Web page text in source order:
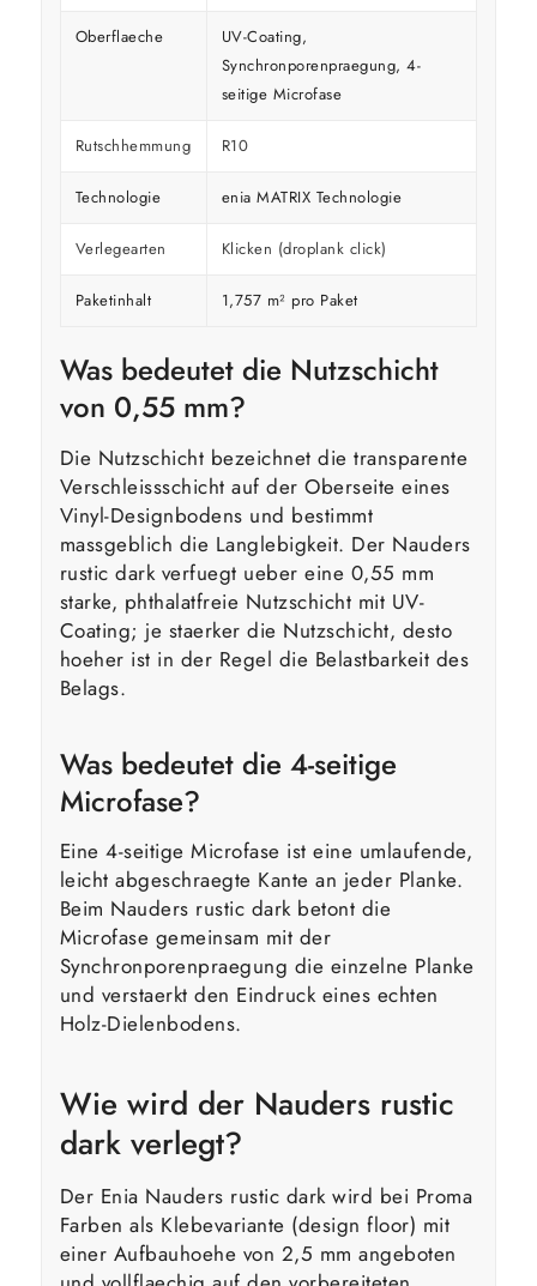
Oberflaeche
UV-Coating,
Synchronporenpraegung, 4-
seitige Microfase
Rutschhemmung R10
Technologie enia MATRIX Technologie
Verlegearten Klicken (droplank click)
Paketinhalt 1,757 m² pro Paket
Was bedeutet die Nutzschicht
von 0,55 mm?
Die Nutzschicht bezeichnet die transparente
Verschleissschicht auf der Oberseite eines
Vinyl-Designbodens und bestimmt
massgeblich die Langlebigkeit. Der Nauders
rustic dark verfuegt ueber eine 0,55 mm
starke, phthalatfreie Nutzschicht mit UV-
Coating; je staerker die Nutzschicht, desto
hoeher ist in der Regel die Belastbarkeit des
Belags.
Was bedeutet die 4-seitige
Microfase?
Eine 4-seitige Microfase ist eine umlaufende,
leicht abgeschraegte Kante an jeder Planke.
Beim Nauders rustic dark betont die
Microfase gemeinsam mit der
Synchronporenpraegung die einzelne Planke
und verstaerkt den Eindruck eines echten
Holz-Dielenbodens.
Wie wird der Nauders rustic
dark verlegt?
Der Enia Nauders rustic dark wird bei Proma
Farben als Klebevariante (design floor) mit
einer Aufbauhoehe von 2,5 mm angeboten